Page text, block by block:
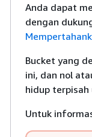
Anda dapat
dengan
Bucket yang
ini, dan nol
hidup terpisah
Untuk